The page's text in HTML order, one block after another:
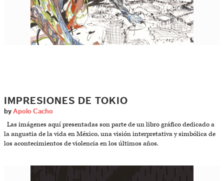
IMPRESIONES DE TOKIO
by Apolo Cacho
Las imágenes aquí presentadas son parte de un libro gráfico dedicado a
la angustia de la vida en México, una visión interpretativa y simbólica de
los acontecimientos de violencia en los últimos años.